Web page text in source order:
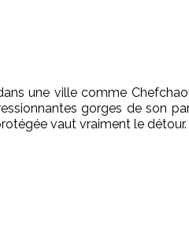
une ville comme
gorges de son
vaut vraiment le détour.